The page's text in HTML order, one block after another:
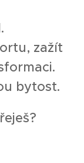
zažít
bytost.